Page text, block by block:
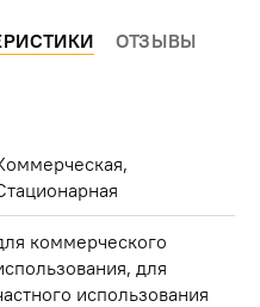
ОТЗЫВЫ
коммерческого
для
использования